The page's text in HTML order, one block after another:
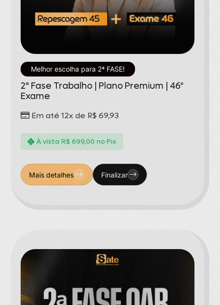
Melhor escolha para 2ª FASE!
2ª Fase Trabalho | Plano Premium | 46º
Exame
Em até 12x de R$ 69,93
À vista R$ 699,00 no Pix
Mais detalhes Finalizar